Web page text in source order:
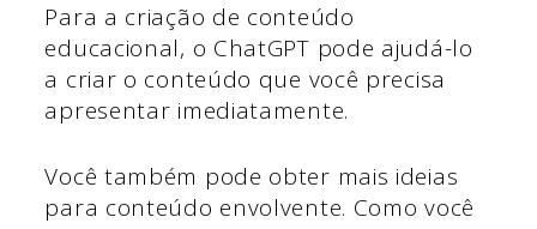
Para a criação de conteúdo
educacional, o ChatGPT pode ajudá-lo
a criar o conteúdo que você precisa
apresentar imediatamente.
Você também pode obter mais ideias
para conteúdo envolvente. Como você